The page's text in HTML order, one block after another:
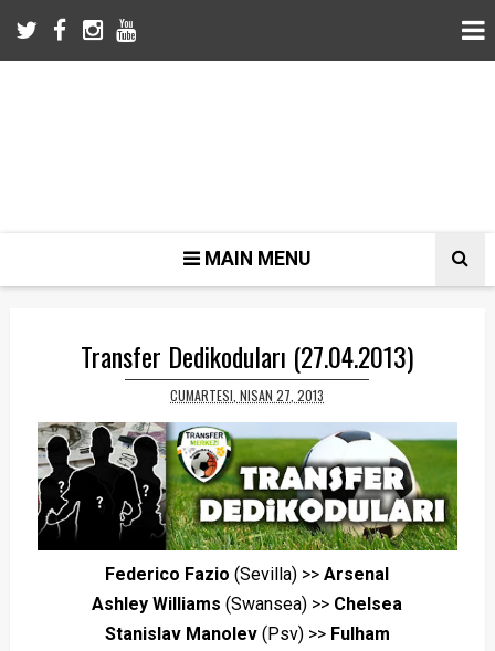
MAIN MENU
Transfer Dedikoduları (27.04.2013)
CUMARTESI, NISAN 27, 2013
Federico Fazio (Sevilla) >>Arsenal
Ashley Williams (Swansea) >> Chelsea
Stanislav Manolev(Psv) >> Fulham